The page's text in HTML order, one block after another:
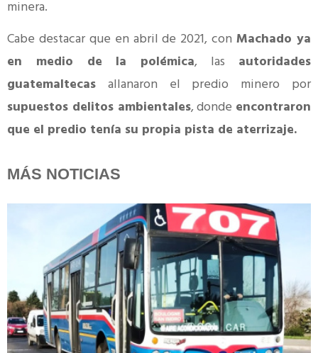
minera.
Cabe destacar que en abril de 2021, conMachado ya
en medio de la polémica, las autoridades
guatemaltecas allanaron el predio minero por
supuestos delitos ambientales, donde encontraron
que el predio tenía su propia pista de aterrizaje.
MÁS NOTICIAS